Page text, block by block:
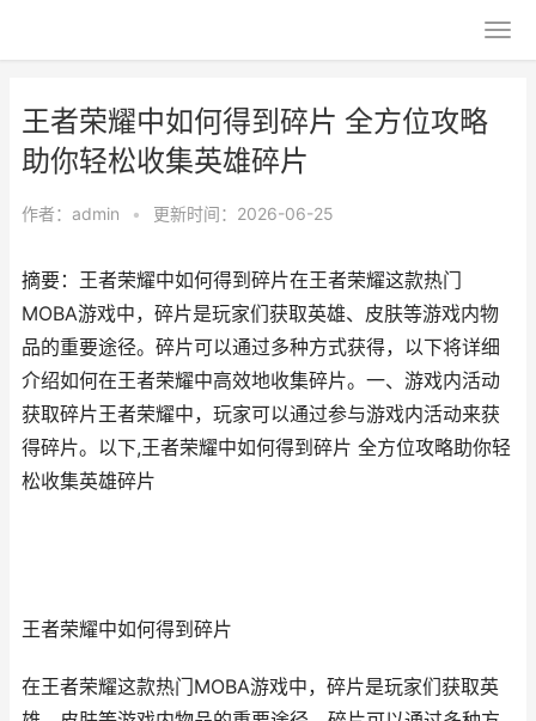
王者荣耀中如何得到碎片 全方位攻略
助你轻松收集英雄碎片
作者： admin • 更新时间：2026-06-25
摘要：王者荣耀中如何得到碎片在王者荣耀这款热门
MOBA游戏中，碎片是玩家们获取英雄、皮肤等游戏内物
品的重要途径。碎片可以通过多种方式获得，以下将详细
介绍如何在王者荣耀中高效地收集碎片。一、游戏内活动
获取碎片王者荣耀中，玩家可以通过参与游戏内活动来获
得碎片。以下,王者荣耀中如何得到碎片 全方位攻略助你轻
松收集英雄碎片
王者荣耀中如何得到碎片
在王者荣耀这款热门MOBA游戏中，碎片是玩家们获取英